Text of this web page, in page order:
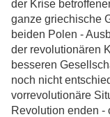
der Krise
ganze griechische
beiden Polen -
der revolutionären
besseren
noch nicht
vorrevolutionäre
Revolution enden -